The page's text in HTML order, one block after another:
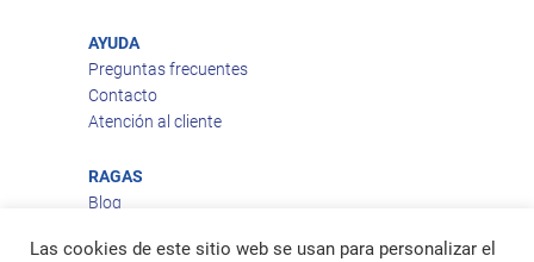
AYUDA
Preguntas frecuentes
Contacto
Atención al cliente
RAGAS
Blog
Política de privacidad
Las cookies de este sitio web se usan para personalizar el